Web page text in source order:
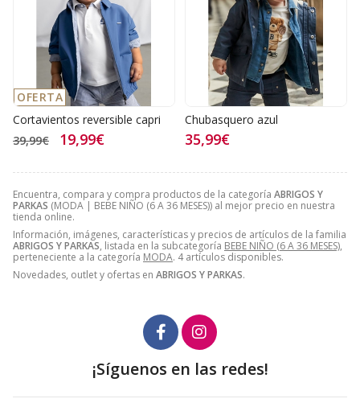
Encuentra, compara y compra productos de la categoría ABRIGOS Y
PARKAS (MODA | BEBE NIÑO (6 A 36 MESES)) al mejor precio en nuestra
tienda online.
Información, imágenes, características y precios de artículos de la familia
ABRIGOS Y PARKAS, listada en la subcategoría BEBE NIÑO (6 A 36 MESES),
perteneciente a la categoría MODA. 4 artículos disponibles.
Novedades, outlet y ofertas en ABRIGOS Y PARKAS.
OFERTA
Cortavientos reversible capri
39,99€
19,99€
Chubasquero azul
35,99€
¡Síguenos en las redes!